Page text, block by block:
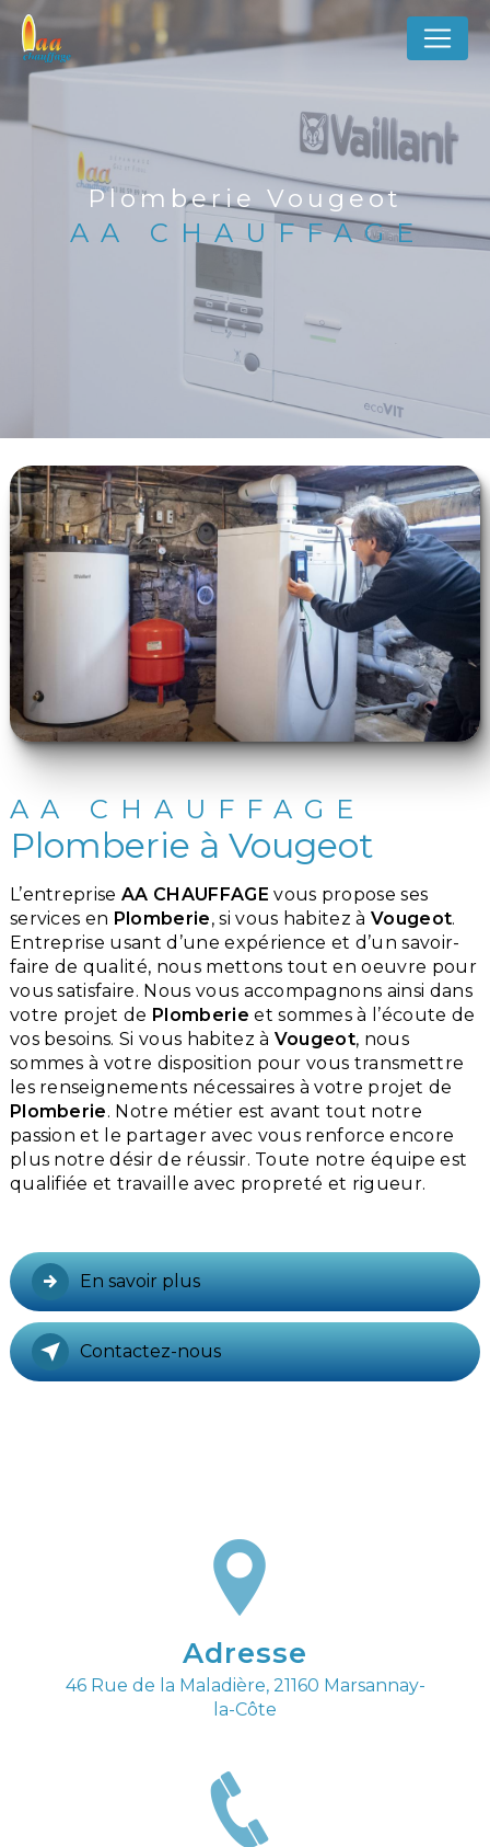
Plomberie Vougeot
AA CHAUFFAGE
AA CHAUFFAGE
Plomberie à Vougeot
L’entrepriseAA CHAUFFAGE vous propose ses
services en Plomberie, si vous habitez àVougeot.
Entreprise usant d’une expérience et d’un savoir-
faire de qualité, nous mettons tout en oeuvre pour
vous satisfaire. Nous vous accompagnons ainsi dans
votre projet de Plomberie et sommes à l’écoute de
vos besoins. Si vous habitez à Vougeot, nous
sommes à votre disposition pour vous transmettre
les renseignements nécessaires à votre projet de
Plomberie. Notre métier est avant tout notre
passion et le partager avec vous renforce encore
plus notre désir de réussir. Toute notre équipe est
qualifiée et travaille avec propreté et rigueur.
En savoir plus
Contactez-nous
Adresse
46 Rue de la Maladière, 21160 Marsannay-
la-Côte
Panneau de gestion des cookies